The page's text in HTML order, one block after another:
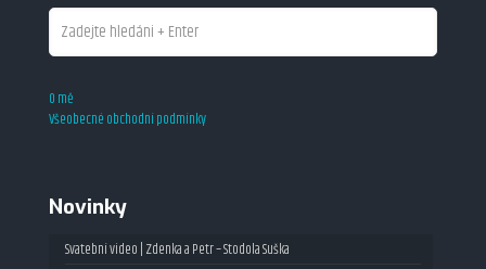
O mě
Všeobecné obchodní podmínky
Novinky
Svatební video | Zdenka a Petr – Stodola Suška